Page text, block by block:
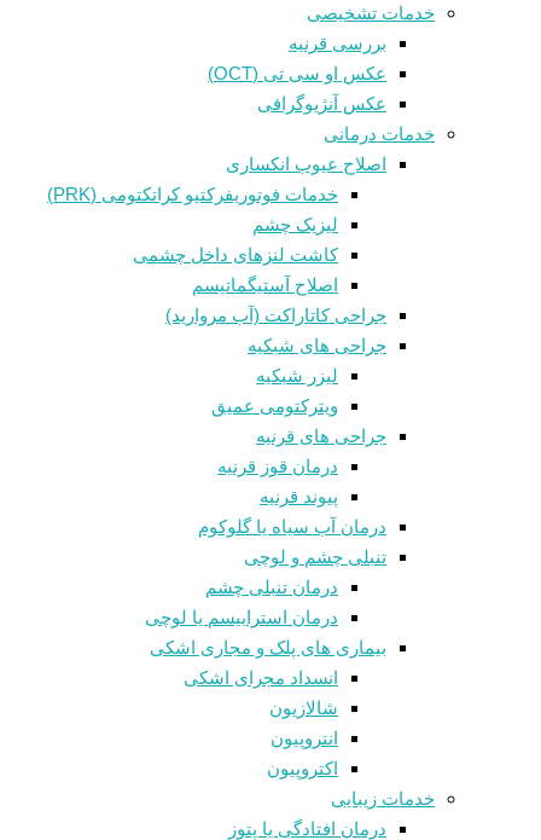
خدمات تشخیصی
بررسی قرنیه
عکس او سی تی (OCT)
عکس آنژیوگرافی
خدمات درمانی
اصلاح عیوب انکساری
خدمات فوتوريفرکتيو کراتکتومی (PRK)
لیزیک چشم
کاشت لنزهای داخل چشمی
اصلاح آستیگماتیسم
جراحی کاتاراکت (آب مروارید)
جراحی های شبکیه
لیزر شبکیه
ویترکتومی عمیق
جراحی های قرنیه
درمان قوز قرنيه
پیوند قرنیه
درمان آب سیاه یا گلوکوم
تنبلی چشم و لوچی
درمان تنبلی چشم
درمان استرابیسم یا لوچی
بیماری های پلک و مجاری اشکی
انسداد مجرای اشکی
شالازيون
انتروپیون
اکتروپیون
خدمات زیبایی
درمان افتادگی یا پتوز